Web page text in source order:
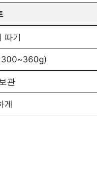
따기
300~360g)
관
게